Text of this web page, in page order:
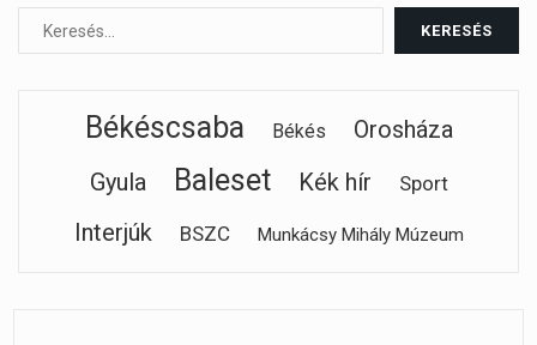
Békéscsaba Békés
Orosháza
Gyula
Baleset Kék hír Sport
Interjúk BSZC Munkácsy Mihály Múzeum